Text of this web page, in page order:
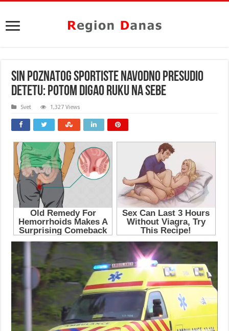
SIN POZNATOG SPORTISTE NAVODNO PRESUDIO
DETETU: Potom digao ruku na sebe
Svet 1,327 Views